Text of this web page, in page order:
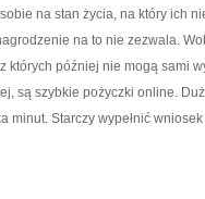
na stan życia, na który ich
na to nie zezwala.
których później nie mogą sami
są szybkie pożyczki online.
minut. Starczy wypełnić